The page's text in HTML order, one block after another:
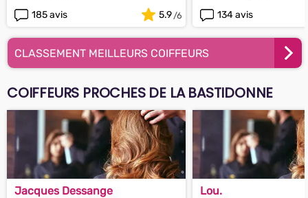
185 avis
5.9
134 avis
CLASSEMENT MEILLEURS COIFFEURS
COIFFEURS PROCHES DE LA BASTIDONNE
Jacques Dessange Lou.